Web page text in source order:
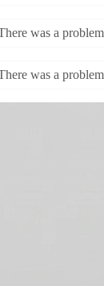
was a
was a